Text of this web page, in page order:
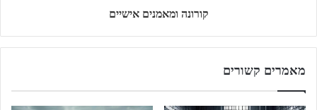
קורונה ומאמנים אישיים
מאמרים קשורים